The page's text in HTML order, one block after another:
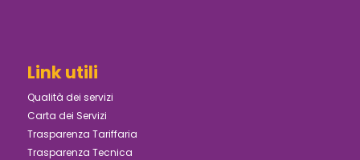
Link utili
Qualità dei servizi
Carta dei Servizi
Trasparenza Tariffaria
Trasparenza Tecnica